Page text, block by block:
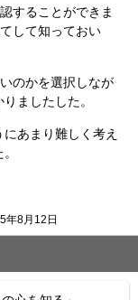
することができま
して知っておい
のかを選択しなが
ましたした。
あまり難しく考え
年8月12日